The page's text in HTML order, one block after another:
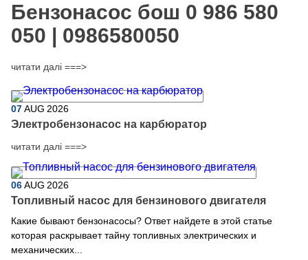
Бензонасос бош 0 986 580
050 | 0986580050
читати далі ===>
07AUG 2026
Электробензонасос на карбюратор
читати далі ===>
06AUG 2026
Топливный насос для бензинового двигателя
Какие бывают бензонасосы? Ответ найдете в этой статье
которая раскрывает тайну топливных электрических и
механических...